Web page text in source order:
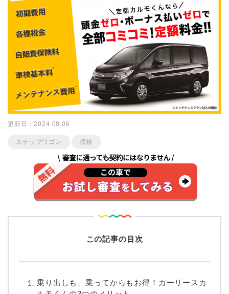
更新日：2024.08.06
ステップワゴン 価格
この記事の目次
乗り出しも、乗ってからもお得！カーリースカ